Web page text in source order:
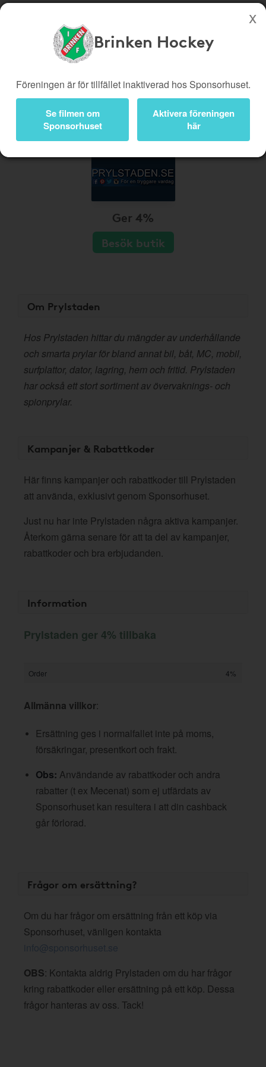
Köp genom denna sida stöttar Brinken Hockey
Presentkort
Kampanjer
Bli medlem
Logga in
Brinken Hockey
Föreningen är för tillfället inaktiverad hos Sponsorhuset.
Se filmen om
Sponsorhuset
Aktivera föreningen
här
Ger 4%
Besök butik
Om Prylstaden
Hos Prylstaden hittar du mängder av underhållande
och smarta prylar för bland annat bil, båt, MC, mobil,
surfplattor, dator, lagring, hem och fritid. Prylstaden
har också ett stort sortiment av övervaknings- och
spionprylar.
Kampanjer & Rabattkoder
Här finns kampanjer och rabattkoder till Prylstaden
att använda, exklusivt genom Sponsorhuset.
Just nu har inte Prylstaden några aktiva kampanjer.
Återkom gärna senare för att ta del av kampanjer,
rabattkoder och bra erbjudanden.
Information
Prylstaden ger 4% tillbaka
Order 4%
Allmänna villkor:
Ersättning ges i normalfallet inte på moms,
försäkringar, presentkort och frakt.
Obs: Användande av rabattkoder och andra
rabatter (t ex Mecenat) som ej utfärdats av
Sponsorhuset kan resultera i att din cashback
går förlorad.
Frågor om ersättning?
Om du har frågor om ersättning från ett köp via
Sponsorhuset, vänligen kontakta
info@sponsorhuset.se
OBS: Kontakta aldrig Prylstaden om du har frågor
kring rabattkoder eller ersättning på ett köp. Dessa
frågor hanteras av oss. Tack!